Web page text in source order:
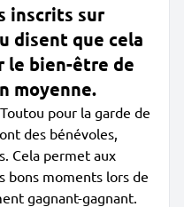
inscrits sur
disent que cela
le bien-être de
moyenne.
pour la garde de
des bénévoles,
Cela permet aux
bons moments lors de
gagnant-gagnant.